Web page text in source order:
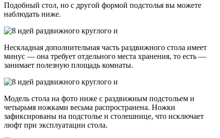
Подобный стол, но с другой формой подстолья вы можете
наблюдать ниже.
Нескладная дополнительная часть раздвижного стола имеет
минус — она требует отдельного места хранения, то есть —
занимает полезную площадь комнаты.
Модель стола на фото ниже с раздвижным подстольем и
четырьмя ножками весьма распространена. Ножки
зафиксированы на подстолье и столешнице, что исключает
люфт при эксплуатации стола.